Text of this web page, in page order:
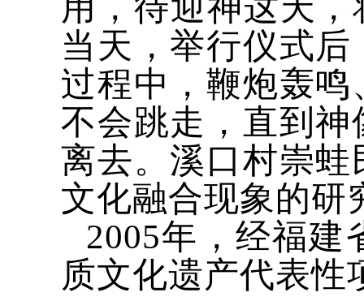
用，待迎神这天
当天，举行仪式
过程中，鞭炮轰
不会跳走，直到
离去。溪口村崇
文化融合现象的研
2005年，经福建
质文化遗产代表性